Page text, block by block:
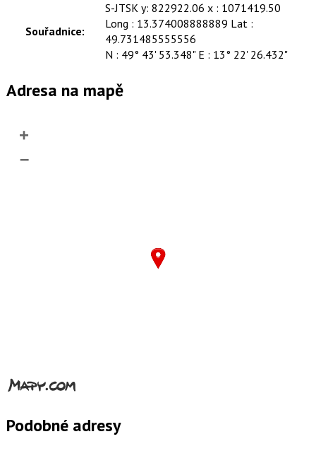
Souřadnice:
S-JTSK y: 822922.06 x : 1071419.50
Long : 13.374008888889 Lat :
49.731485555556
N : 49° 43' 53.348" E : 13° 22' 26.432"
Adresa na mapě
+
–
Podobné adresy